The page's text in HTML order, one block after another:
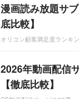
漫画読み放題サ
底比較】
オリコン顧客満足度ランキ
2026年動画配信
【徹底比較】